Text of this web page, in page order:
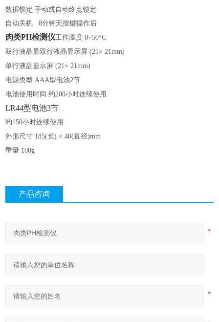
数据锁定 手动或自动终点锁定
自动关机 8分钟无按键操作后
肉类PH检测仪工作温度 0~50°C
双行液晶显双行液晶显示屏 (21× 21mm)
单行液晶显示屏 (21× 21mm)
电源类型 AAA型电池2节
电池使用时间 约200小时连续使用
LR44型电池3节
约150小时连续使用
外形尺寸 185(长) × 40(直径)mm
重量 100g
产品咨询